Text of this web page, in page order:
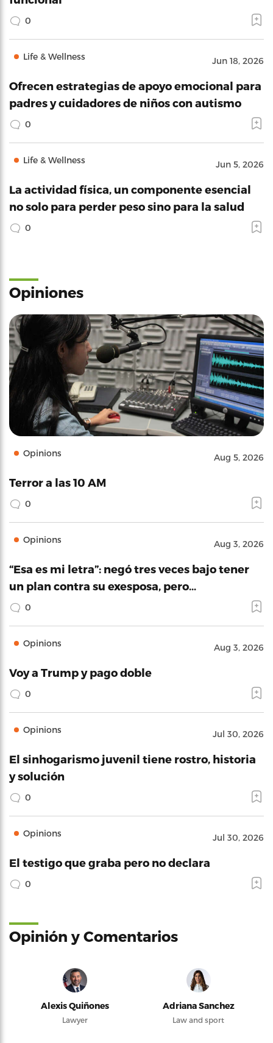
0
Life & Wellness Jun 18, 2026
Ofrecen estrategias de apoyo emocional para
padres y cuidadores de niños con autismo
0
Life & Wellness Jun 5, 2026
La actividad física, un componente esencial
no solo para perder peso sino para la salud
0
Opiniones
Opinions Aug 5, 2026
Terror a las 10 AM
0
Opinions Aug 3, 2026
“Esa es mi letra”: negó tres veces bajo tener
un plan contra su exesposa, pero…
0
Opinions Aug 3, 2026
Voy a Trump y pago doble
0
Opinions Jul 30, 2026
El sinhogarismo juvenil tiene rostro, historia
y solución
0
Opinions Jul 30, 2026
El testigo que graba pero no declara
0
Opinión y Comentarios
Alexis Quiñones
Lawyer
Adriana Sanchez
Law and sport